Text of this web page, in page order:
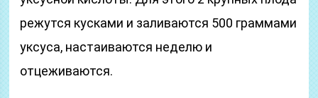
режутся кусками и заливаются 500 граммами
уксуса, настаиваются неделю и
отцеживаются.